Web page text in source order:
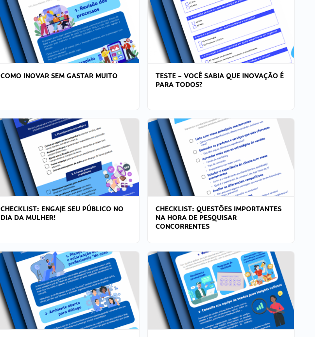
COMO INOVAR SEM GASTAR MUITO
TESTE – VOCÊ SABIA QUE INOVAÇÃO É
PARA TODOS?
CHECKLIST: ENGAJE SEU PÚBLICO NO
DIA DA MULHER!
CHECKLIST: QUESTÕES IMPORTANTES
NA HORA DE PESQUISAR
CONCORRENTES